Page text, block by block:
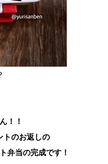
！！
トのお返しの
弁当の完成です！